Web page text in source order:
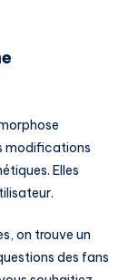
modifications
Elles
on trouve un
des fans